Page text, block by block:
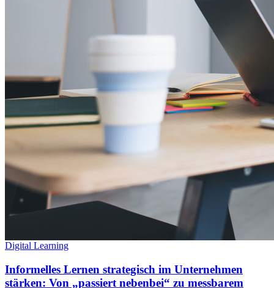
Digital Learning
Informelles Lernen strategisch im Unternehmen
stärken: Von „passiert nebenbei“ zu messbarem